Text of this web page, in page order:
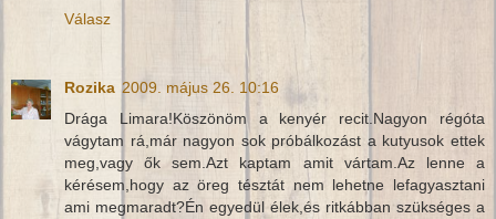
Válasz
Rozika 2009. május 26. 10:16
Drága Limara!Köszönöm a kenyér recit.Nagyon régóta
vágytam rá,már nagyon sok próbálkozást a kutyusok ettek
meg,vagy ők sem.Azt kaptam amit vártam.Az lenne a
kérésem,hogy az öreg tésztát nem lehetne lefagyasztani
ami megmaradt?Én egyedül élek,és ritkábban szükséges a